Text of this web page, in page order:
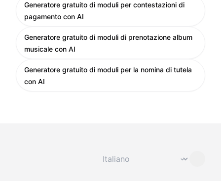
Generatore gratuito di moduli per contestazioni di
pagamento con AI
Generatore gratuito di moduli di prenotazione album
musicale con AI
Generatore gratuito di moduli per la nomina di tutela
con AI
⌄